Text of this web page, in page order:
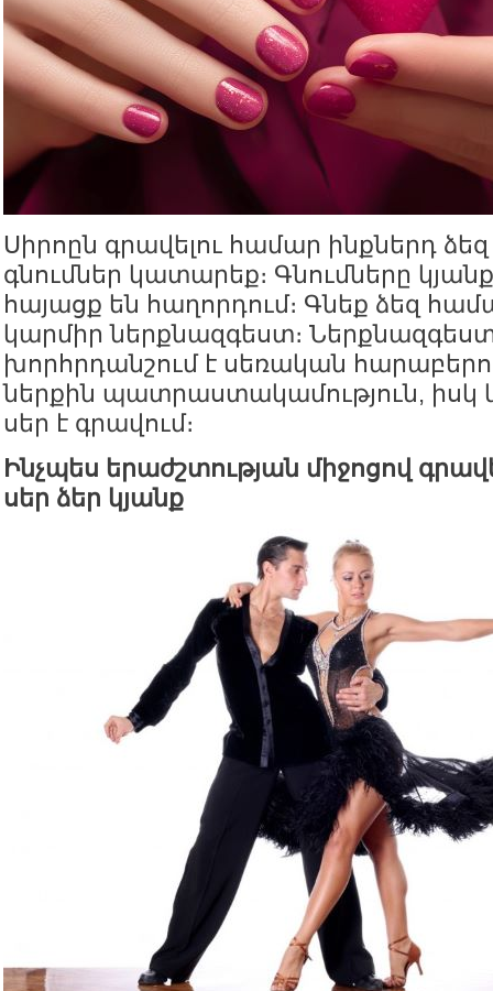
Սիրոըն գրավելու համար ինքներդ
գնումներ կատարեք։ Գնումները
հայացք են հաղորդում։ Գնեք ձեզ
կարմիր ներքնազգեստ։ Ներքնազգեստ
խորհրդանշում է սեռական
ներքին պատրաստակամություն, իսկ
սեր է գրավում։
Ինչպես երաժշտության միջոցով
սեր ձեր կյանք